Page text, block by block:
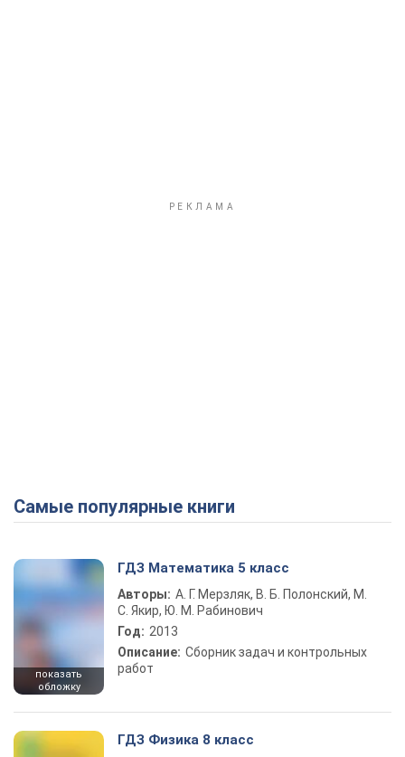
Самые популярные книги
показать
обложку
ГДЗ Математика 5 класс
Авторы: А. Г. Мерзляк, В. Б. Полонский, М.
С. Якир, Ю. М. Рабинович
Год: 2013
Описание: Сборник задач и контрольных
работ
ГДЗ Физика 8 класс